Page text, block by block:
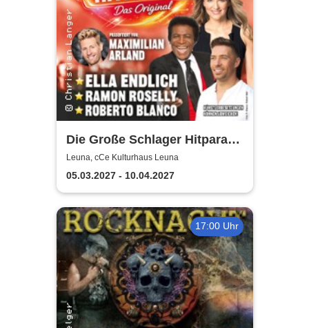
Die Große Schlager Hitparade
- Das Original - 2027
Leuna, cCe Kulturhaus Leuna
05.03.2027 - 10.04.2027
17:00 Uhr